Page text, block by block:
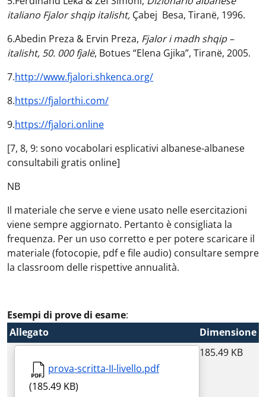
italiano Fjalor shqip italisht, Çabej Besa, Tiranë, 1996.
6.Abedin Preza & Ervin Preza, Fjalor i madh shqip –
italisht, 50. 000 fjalë, Botues “Elena Gjika”, Tiranë, 2005.
7.http://www.fjalori.shkenca.org/
8.https://fjalorthi.com/
9.https://fjalori.online
[7, 8, 9: sono vocabolari esplicativi albanese-albanese
consultabili gratis online]
NB
Il materiale che serve e viene usato nelle esercitazioni
viene sempre aggiornato. Pertanto è consigliata la
frequenza. Per un uso corretto e per potere scaricare il
materiale (fotocopie, pdf e file audio) consultare sempre
la classroom delle rispettive annualità.
Esempi di prove di esame:
Allegato
Dimensione
prova-scritta-II-livello.pdf
(185.49 KB)
185.49 KB